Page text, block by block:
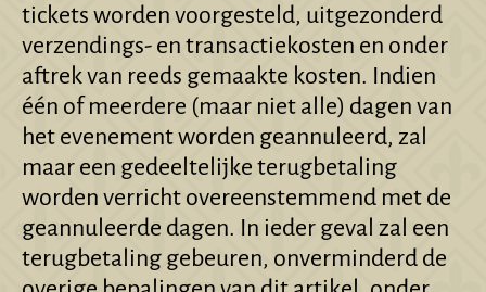
tickets worden voorgesteld, uitgezonderd
verzendings- en transactiekosten en onder
aftrek van reeds gemaakte kosten. Indien
één of meerdere (maar niet alle) dagen van
het evenement worden geannuleerd, zal
maar een gedeeltelijke terugbetaling
worden verricht overeenstemmend met de
geannuleerde dagen. In ieder geval zal een
terugbetaling gebeuren, onverminderd de